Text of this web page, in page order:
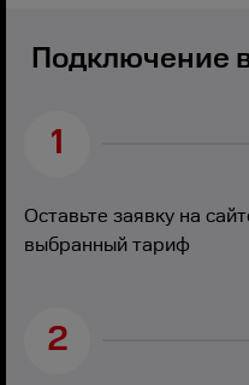
Подключение
1
Оставьте заявку на
выбранный тариф
2